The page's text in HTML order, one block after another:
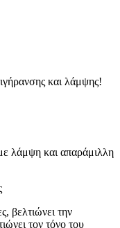
και λάμψης!
λάμψη και απαράμιλλη
βελτιώνει την
τον τόνο του